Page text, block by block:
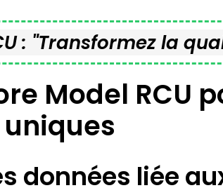
: "Transformez la
Model RCU
données liée